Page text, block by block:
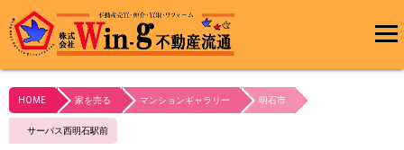
メインメ
最終更新日:2024/01/26
HOME 家を売る マンションギャラリー 明石市
サーパス西明石駅前